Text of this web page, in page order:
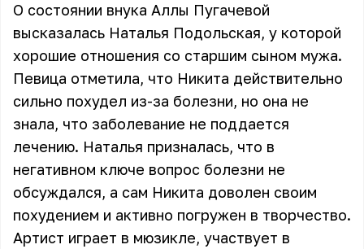
О состоянии внука Аллы Пугачевой
высказалась Наталья Подольская, у которой
хорошие отношения со старшим сыном мужа.
Певица отметила, что Никита действительно
сильно похудел из-за болезни, но она не
знала, что заболевание не поддается
лечению. Наталья призналась, что в
негативном ключе вопрос болезни не
обсуждался, а сам Никита доволен своим
похудением и активно погружен в творчество.
Артист играет в мюзикле, участвует в